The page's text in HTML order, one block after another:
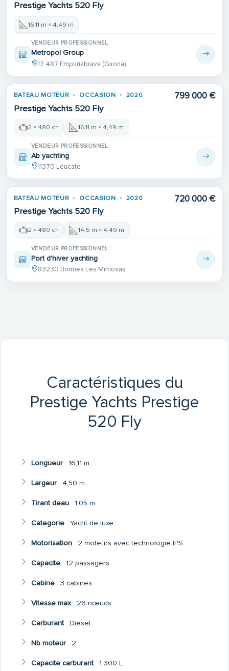
Prestige Yachts 520 Fly
16,11 m × 4,49 m
VENDEUR PROFESSIONNEL
Metropol Group
17 487 Empuriabrava (Girona)
BATEAU MOTEUR OCCASION 2020
Prestige Yachts 520 Fly
799 000 €
2 × 480 ch 16,11 m × 4,49 m
VENDEUR PROFESSIONNEL
Ab yachting
11370 Leucate
BATEAU MOTEUR OCCASION 2020
Prestige Yachts 520 Fly
720 000 €
2 × 480 ch 14,5 m × 4,49 m
VENDEUR PROFESSIONNEL
Port d'hiver yachting
83230 Bormes Les Mimosas
Caractéristiques du
Prestige Yachts Prestige
520 Fly
Longueur: 16,11 m
Largeur: 4,50 m
Tirant deau: 1,05 m
Categorie: Yacht de luxe
Motorisation: 2 moteurs avec technologie IPS
Capacite: 12 passagers
Cabine: 3 cabines
Vitesse max: 26 nœuds
Carburant: Diesel
Nb moteur: 2
Capacite carburant: 1 300 L